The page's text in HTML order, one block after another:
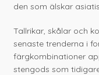
den som älskar
Tallrikar, skålar och
senaste trenderna i
färgkombinationer
stengods som